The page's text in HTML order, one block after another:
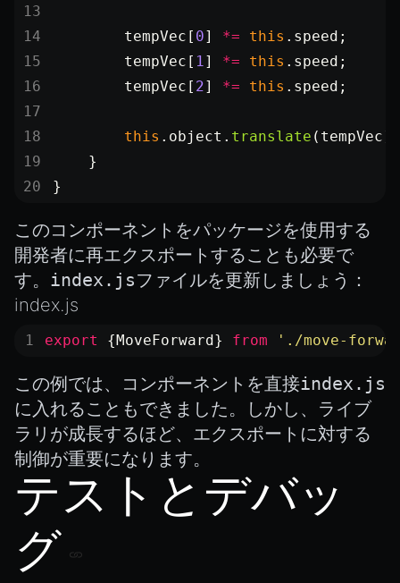
        tempVec[
0] *= this .speed;
        tempVec[
1] *= this .speed;
        tempVec[
2] *= this .speed;
        this
.object. translate
    }
}
このコンポーネントをパッケージを使用する
開発者に再エクスポートすることも必要で
す。 index.jsファイルを更新しましょう：
index.js
export {MoveForward} from './move-
この例では、コンポーネントを直接index.js
に入れることもできました。しかし、ライブ
ラリが成長するほど、エクスポートに対する
制御が重要になります。
テストとデバッ
グ